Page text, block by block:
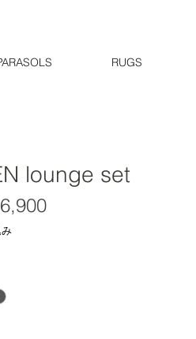
RUGS
lounge set
価